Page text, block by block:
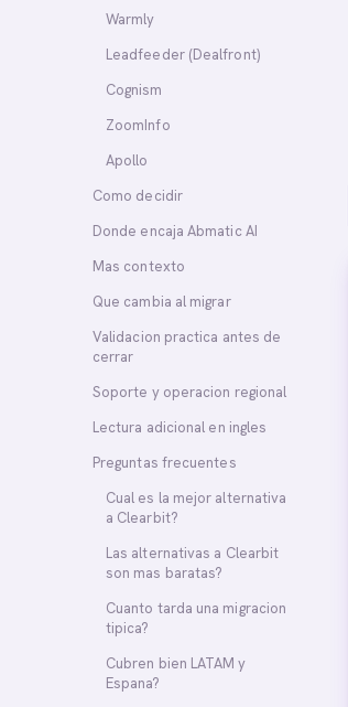
Warmly
Leadfeeder (Dealfront)
Cognism
ZoomInfo
Apollo
Como decidir
Donde encaja Abmatic AI
Mas contexto
Que cambia al migrar
Validacion practica antes de
cerrar
Soporte y operacion regional
Lectura adicional en ingles
Preguntas frecuentes
Cual es la mejor alternativa
a Clearbit?
Las alternativas a Clearbit
son mas baratas?
Cuanto tarda una migracion
tipica?
Cubren bien LATAM y
Espana?